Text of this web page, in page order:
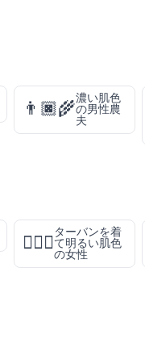
👨🏿‍🌾
濃い肌色
の男性農
夫
👳🏻‍♀️
ターバンを着
て明るい肌色
の女性